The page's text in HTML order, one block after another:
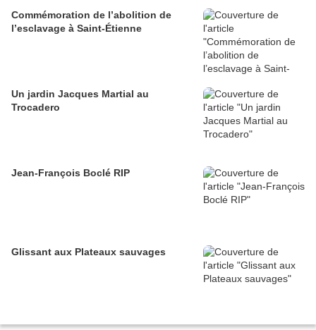
Commémoration de l’abolition de
l’esclavage à Saint-Étienne
Un jardin Jacques Martial au
Trocadero
Jean-François Boclé RIP
Glissant aux Plateaux sauvages